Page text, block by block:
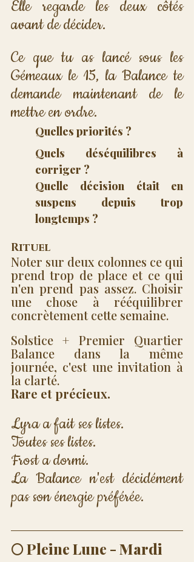
Elle regarde les deux côtés
avant de décider.
Ce que tu as lancé sous les
Gémeaux le 15, la Balance te
demande maintenant de le
mettre en ordre.
Quelles priorités ?
Quels déséquilibres à
corriger ?
Quelle décision était en
suspens depuis trop
longtemps ?
Rituel
Noter sur deux colonnes ce qui
prend trop de place et ce qui
n'en prend pas assez. Choisir
une chose à rééquilibrer
concrètement cette semaine.
Solstice + Premier Quartier
Balance dans la même
journée, c'est une invitation à
la clarté.
Rare et précieux.
Lyra a fait ses listes.
Toutes ses listes.
Frost a dormi.
La Balance n'est décidément
pas son énergie préférée.
🌕 Pleine Lune - Mardi